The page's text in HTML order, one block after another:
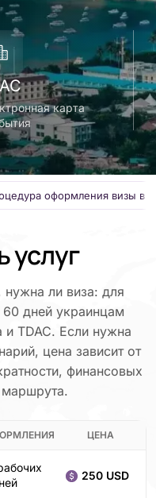
карта
оформления визы в
услуг
нужна ли виза: для
60 дней украинцам
и TDAC. Если нужна
цена зависит от
финансовых
ЦЕНА
250 USD